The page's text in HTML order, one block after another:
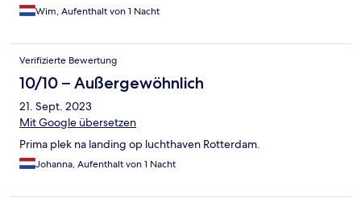
Wim, Aufenthalt von 1 Nacht
Verifizierte Bewertung
10/10 – Außergewöhnlich
21. Sept. 2023
Mit Google übersetzen
Prima plek na landing op luchthaven Rotterdam.
Johanna, Aufenthalt von 1 Nacht